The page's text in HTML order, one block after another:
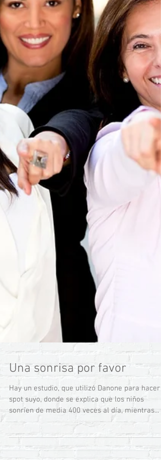
Una sonrisa por favor
Hay un estudio, que utilizó Danone para hacer
spot suyo, donde se explica que los niños
sonríen de media 400 veces al día, mientras...